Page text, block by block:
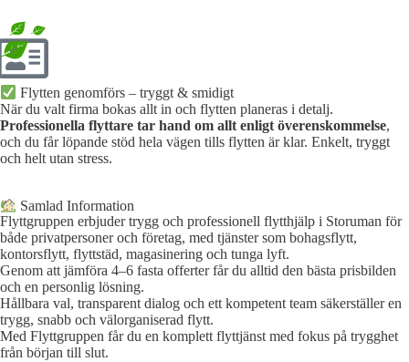
Flytten genomförs – tryggt & smidigt
När du valt firma bokas allt in och flytten planeras i detalj.
Professionella flyttare tar hand om allt enligt överenskommelse,
och du får löpande stöd hela vägen tills flytten är klar. Enkelt, tryggt
och helt utan stress.
Samlad Information
Flyttgruppen erbjuder trygg och professionell flytthjälp i Storuman för
både privatpersoner och företag, med tjänster som bohagsflytt,
kontorsflytt, flyttstäd, magasinering och tunga lyft.
Genom att jämföra 4–6 fasta offerter får du alltid den bästa prisbilden
och en personlig lösning.
Hållbara val, transparent dialog och ett kompetent team säkerställer en
trygg, snabb och välorganiserad flytt.
Med Flyttgruppen får du en komplett flyttjänst med fokus på trygghet
från början till slut.